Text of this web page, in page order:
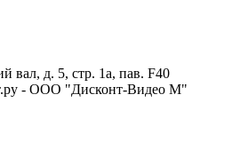
вал, д. 5, стр. 1а, пав. F40
- ООО "Дисконт-Видео М"